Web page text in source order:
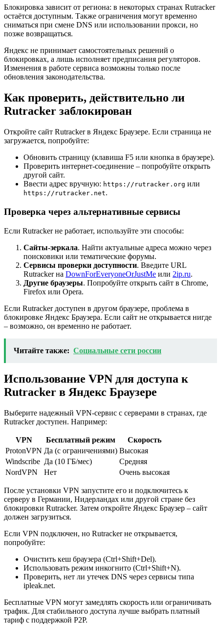
Блокировка зависит от региона: в некоторых странах Rutracker
остаётся доступным. Также ограничения могут временно
сниматься при смене DNS или использовании прокси, но
позже возвращаться.
Яндекс не принимает самостоятельных решений о
блокировках, а лишь исполняет предписания регуляторов.
Изменения в работе сервиса возможны только после
обновления законодательства.
Как проверить, действительно ли
Rutracker заблокирован
Откройте сайт Rutracker в Яндекс Браузере. Если страница не
загружается, попробуйте:
Обновить страницу (клавиша F5 или кнопка в браузере).
Проверить интернет-соединение – попробуйте открыть
другой сайт.
Ввести адрес вручную: https://rutracker.org или
https://rutracker.net.
Проверка через альтернативные сервисы
Если Rutracker не работает, используйте эти способы:
Сайты-зеркала. Найти актуальные адреса можно через
поисковики или тематические форумы.
Сервисы проверки доступности. Введите URL
Rutracker на DownForEveryoneOrJustMe или 2ip.ru.
Другие браузеры. Попробуйте открыть сайт в Chrome,
Firefox или Opera.
Если Rutracker доступен в другом браузере, проблема в
блокировке Яндекс Браузера. Если сайт не открывается нигде
– возможно, он временно не работает.
Читайте также: Социальные сети россии
Использование VPN для доступа к
Rutracker в Яндекс Браузере
Выберите надежный VPN-сервис с серверами в странах, где
Rutracker доступен. Например:
VPN Бесплатный режим
Скорость
ProtonVPN Да (с ограничениями) Высокая
Windscribe Да (10 ГБ/мес)
Средняя
NordVPN
Нет Очень высокая
После установки VPN запустите его и подключитесь к
серверу в Германии, Нидерландах или другой стране без
блокировки Rutracker. Затем откройте Яндекс Браузер – сайт
должен загрузиться.
Если VPN подключен, но Rutracker не открывается,
попробуйте:
Очистить кеш браузера (Ctrl+Shift+Del).
Использовать режим инкогнито (Ctrl+Shift+N).
Проверить, нет ли утечек DNS через сервисы типа
ipleak.net.
Бесплатные VPN могут замедлять скорость или ограничивать
трафик. Для стабильного доступа лучше выбрать платный
тариф с поддержкой P2P.